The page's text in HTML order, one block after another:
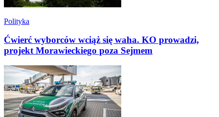
Polityka
Ćwierć wyborców wciąż się waha. KO prowadzi,
projekt Morawieckiego poza Sejmem